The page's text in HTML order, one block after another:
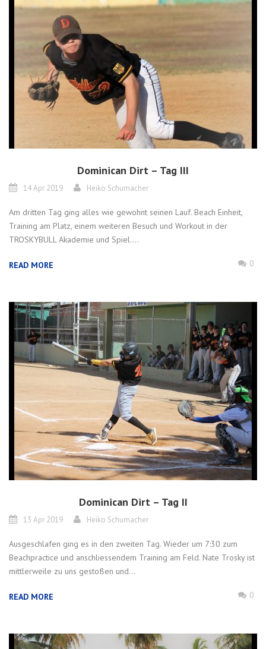
Dominican Dirt – Tag III
14 Apr 2019 Heiko Schumacher
Am dritten Tag ging alles wie gewohnt seinen Lauf. Beach Einheit,
Training am Platz, einem weiteren Besuch und Workout in der
TROSKYBULL Akademie und Spiel....
READ MORE 0
Dominican Dirt – Tag II
13 Apr 2019 Heiko Schumacher
Ausgeschlafen ging es in den zweiten Tag. Wieder um 7:30 zum
Beachpractice und anschliessendem Training am Feld. Nate Trosky ist
mittlerweile zu uns gestoßen und...
READ MORE 0